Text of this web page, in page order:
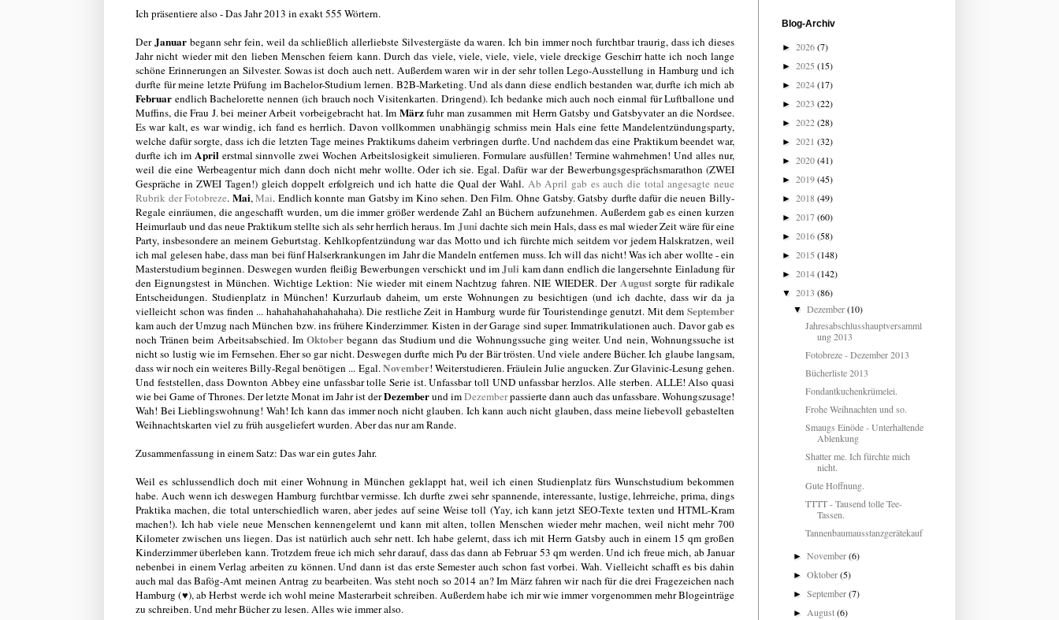
Ich präsentiere also - Das Jahr 2013 in exakt 555 Wörtern.
DerJanuar begann sehr fein, weil da schließlich allerliebste Silvestergäste da waren. Ich bin immer noch furchtbar traurig, dass ich dieses
Jahr nicht wieder mit den lieben Menschen feiern kann. Durch das viele, viele, viele, viele, viele dreckige Geschirr hatte ich noch lange
schöne Erinnerungen an Silvester. Sowas ist doch auch nett. Außerdem waren wir in der sehr tollen Lego-Ausstellung in Hamburg und ich
durfte für meine letzte Prüfung im Bachelor-Studium lernen. B2B-Marketing. Und als dann diese endlich bestanden war, durfte ich mich ab
Februar endlich Bachelorette nennen (ich brauch noch Visitenkarten. Dringend). Ich bedanke mich auch noch einmal für Luftballone und
Muffins, die Frau J. bei meiner Arbeit vorbeigebracht hat. Im Märzfuhr man zusammen mit Herrn Gatsby und Gatsbyvater an die Nordsee.
Es war kalt, es war windig, ich fand es herrlich. Davon vollkommen unabhängig schmiss mein Hals eine fette Mandelentzündungsparty,
welche dafür sorgte, dass ich die letzten Tage meines Praktikums daheim verbringen durfte. Und nachdem das eine Praktikum beendet war,
durfte ich im April erstmal sinnvolle zwei Wochen Arbeitslosigkeit simulieren. Formulare ausfüllen! Termine wahrnehmen! Und alles nur,
weil die eine Werbeagentur mich dann doch nicht mehr wollte. Oder ich sie. Egal. Dafür war der Bewerbungsgesprächsmarathon (ZWEI
Gespräche in ZWEI Tagen!) gleich doppelt erfolgreich und ich hatte die Qual der Wahl. Ab April gab es auch die total angesagte neue
Rubrik der Fotobreze. Mai,Mai. Endlich konnte man Gatsby im Kino sehen. Den Film. Ohne Gatsby. Gatsby durfte dafür die neuen Billy-
Regale einräumen, die angeschafft wurden, um die immer größer werdende Zahl an Büchern aufzunehmen. Außerdem gab es einen kurzen
Heimurlaub und das neue Praktikum stellte sich als sehr herrlich heraus. Im Juni dachte sich mein Hals, dass es mal wieder Zeit wäre für eine
Party, insbesondere an meinem Geburtstag. Kehlkopfentzündung war das Motto und ich fürchte mich seitdem vor jedem Halskratzen, weil
ich mal gelesen habe, dass man bei fünf Halserkrankungen im Jahr die Mandeln entfernen muss. Ich will das nicht! Was ich aber wollte - ein
Masterstudium beginnen. Deswegen wurden fleißig Bewerbungen verschickt und imJuli kam dann endlich die langersehnte Einladung für
den Eignungstest in München. Wichtige Lektion: Nie wieder mit einem Nachtzug fahren. NIE WIEDER. Der Augustsorgte für radikale
Entscheidungen. Studienplatz in München! Kurzurlaub daheim, um erste Wohnungen zu besichtigen (und ich dachte, dass wir da ja
vielleicht schon was finden ... hahahahahahahahaha). Die restliche Zeit in Hamburg wurde für Touristendinge genutzt. Mit dem September
kam auch der Umzug nach München bzw. ins frühere Kinderzimmer. Kisten in der Garage sind super. Immatrikulationen auch. Davor gab es
noch Tränen beim Arbeitsabschied. ImOktober begann das Studium und die Wohnungssuche ging weiter. Und nein, Wohnungssuche ist
nicht so lustig wie im Fernsehen. Eher so gar nicht. Deswegen durfte mich Pu der Bär trösten. Und viele andere Bücher. Ich glaube langsam,
dass wir noch ein weiteres Billy-Regal benötigen ... Egal. November! Weiterstudieren. Fräulein Julie angucken. Zur Glavinic-Lesung gehen.
Und feststellen, dass Downton Abbey eine unfassbar tolle Serie ist. Unfassbar toll UND unfassbar herzlos. Alle sterben. ALLE! Also quasi
wie bei Game of Thrones. Der letzte Monat im Jahr ist derDezemberund imDezemberpassierte dann auch das unfassbare. Wohungszusage!
Wah! Bei Lieblingswohnung! Wah! Ich kann das immer noch nicht glauben. Ich kann auch nicht glauben, dass meine liebevoll gebastelten
Weihnachtskarten viel zu früh ausgeliefert wurden. Aber das nur am Rande.
Zusammenfassung in einem Satz: Das war ein gutes Jahr.
Weil es schlussendlich doch mit einer Wohnung in München geklappt hat, weil ich einen Studienplatz fürs Wunschstudium bekommen
habe. Auch wenn ich deswegen Hamburg furchtbar vermisse. Ich durfte zwei sehr spannende, interessante, lustige, lehrreiche, prima, dings
Praktika machen, die total unterschiedlich waren, aber jedes auf seine Weise toll (Yay, ich kann jetzt SEO-Texte texten und HTML-Kram
machen!). Ich hab viele neue Menschen kennengelernt und kann mit alten, tollen Menschen wieder mehr machen, weil nicht mehr 700
Kilometer zwischen uns liegen. Das ist natürlich auch sehr nett. Ich habe gelernt, dass ich mit Herrn Gatsby auch in einem 15 qm großen
Kinderzimmer überleben kann. Trotzdem freue ich mich sehr darauf, dass das dann ab Februar 53 qm werden. Und ich freue mich, ab Januar
nebenbei in einem Verlag arbeiten zu können. Und dann ist das erste Semester auch schon fast vorbei. Wah. Vielleicht schafft es bis dahin
auch mal das Bafög-Amt meinen Antrag zu bearbeiten. Was steht noch so 2014 an? Im März fahren wir nach für die drei Fragezeichen nach
Hamburg (♥), ab Herbst werde ich wohl meine Masterarbeit schreiben. Außerdem habe ich mir wie immer vorgenommen mehr Blogeinträge
zu schreiben. Und mehr Bücher zu lesen. Alles wie immer also.
Blog-Archiv
► 2026(7)
► 2025 (15)
► 2024(17)
► 2023 (22)
► 2022(28)
► 2021 (32)
► 2020(41)
► 2019(45)
► 2018(49)
► 2017(60)
► 2016(58)
► 2015 (148)
► 2014(142)
▼ 2013 (86)
▼Dezember(10)
Jahresabschlusshauptversamml
ung 2013
Fotobreze - Dezember 2013
Bücherliste 2013
Fondantkuchenkrümelei.
Frohe Weihnachten und so.
Smaugs Einöde - Unterhaltende
Ablenkung
Shatter me. Ich fürchte mich
nicht.
Gute Hoffnung.
TTTT - Tausend tolle Tee-
Tassen.
Tannenbaumausstanzgerätekauf
►November(6)
►Oktober(5)
►September(7)
►August(6)